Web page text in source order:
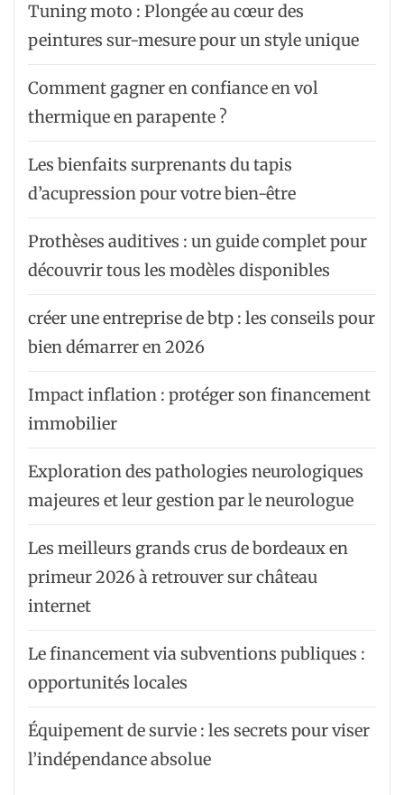
Tuning moto : Plongée au cœur des
peintures sur-mesure pour un style unique
Comment gagner en confiance en vol
thermique en parapente ?
Les bienfaits surprenants du tapis
d’acupression pour votre bien-être
Prothèses auditives : un guide complet pour
découvrir tous les modèles disponibles
créer une entreprise de btp : les conseils pour
bien démarrer en 2026
Impact inflation : protéger son financement
immobilier
Exploration des pathologies neurologiques
majeures et leur gestion par le neurologue
Les meilleurs grands crus de bordeaux en
primeur 2026 à retrouver sur château
internet
Le financement via subventions publiques :
opportunités locales
Équipement de survie : les secrets pour viser
l’indépendance absolue